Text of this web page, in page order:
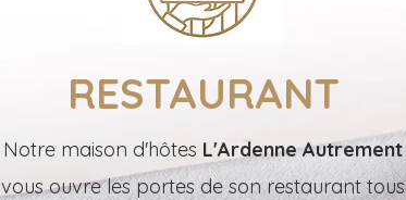
RESTAURANT
Notre maison d'hôtes L'Ardenne Autrement
vous ouvre les portes de son restaurant tous